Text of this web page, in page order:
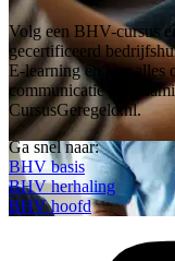
Volg een BHV-cursus
gecertificeerd
E-learning en leer alles
communicatie bij
CursusGeregeld.nl.
Ga snel naar:
BHV basis
BHV herhaling
BHV hoofd